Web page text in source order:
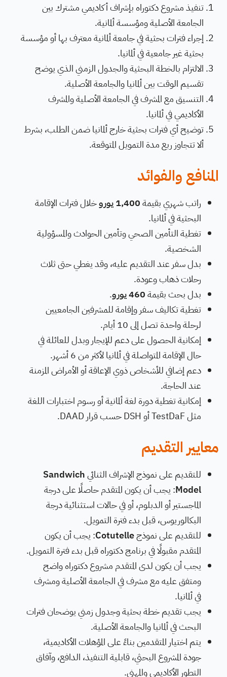
تنفيذ مشروع دكتوراه بإشراف أكاديمي مشترك بين
الجامعة الأصلية ومؤسسة ألمانية.
إجراء فترات بحثية في جامعة ألمانية معترف بها أو مؤسسة
بحثية غير جامعية في ألمانيا.
الالتزام بالخطة البحثية والجدول الزمني الذي يوضح
تقسيم الوقت بين ألمانيا والجامعة الأصلية.
التنسيق مع المشرف في الجامعة الأصلية والمشرف
الأكاديمي في ألمانيا.
توضيح أي فترات بحثية خارج ألمانيا ضمن الطلب، بشرط
ألا تتجاوز ربع مدة التمويل المتوقعة.
المنافع والفوائد
راتب شهري بقيمة1,400 يورو
خلال فترات الإقامة
البحثية في ألمانيا.
تغطية التأمين الصحي وتأمين الحوادث والمسؤولية
الشخصية.
بدل سفر عند التقديم عليه، وقد يغطي حتى ثلاث
رحلات ذهاب وعودة.
بدل بحث بقيمة460 يورو
.
تغطية تكاليف سفر وإقامة للمشرفين الجامعيين
لرحلة واحدة تصل إلى 10 أيام.
إمكانية الحصول على دعم للإيجار وبدل للعائلة في
حال الإقامة المتواصلة في ألمانيا لأكثر من 6 أشهر.
دعم إضافي للأشخاص ذوي الإعاقة أو الأمراض المزمنة
عند الحاجة.
إمكانية تغطية دورة لغة ألمانية أو رسوم اختبارات اللغة
مثل TestDaF أو DSH حسب قرار DAAD.
معايير التقديم
للتقديم على نموذج الإشراف الثنائيSandwich
Model: يجب أن يكون المتقدم حاصلًا على درجة
الماجستير أو الدبلوم، أو في حالات استثنائية درجة
البكالوريوس، قبل بدء فترة التمويل.
للتقديم على نموذجCotutelle: يجب أن يكون
المتقدم مقبولًا في برنامج دكتوراه قبل بدء فترة التمويل.
يجب أن يكون لدى المتقدم مشروع دكتوراه واضح
ومتفق عليه مع مشرف في الجامعة الأصلية ومشرف
في ألمانيا.
يجب تقديم خطة بحثية وجدول زمني يوضحان فترات
البحث في ألمانيا والجامعة الأصلية.
يتم اختيار المتقدمين بناءً على المؤهلات الأكاديمية،
جودة المشروع البحثي، قابلية التنفيذ، الدافع، وآفاق
التطور الأكاديمي والمهني.